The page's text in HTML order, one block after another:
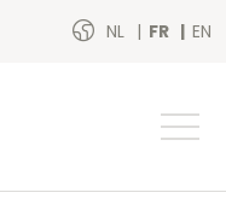
NL FR EN